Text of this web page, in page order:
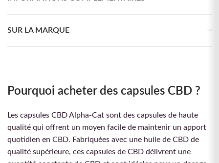
SUR LA MARQUE
Pourquoi acheter des capsules CBD ?
Les capsules CBD Alpha-Cat sont des capsules de haute
qualité qui offrent un moyen facile de maintenir un apport
quotidien en CBD. Fabriquées avec une huile de CBD de
qualité supérieure, ces capsules de CBD délivrent une